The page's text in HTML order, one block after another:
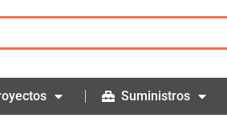
Suministros